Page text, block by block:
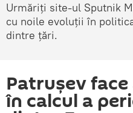
Urmăriți site-ul Sputnik
cu noile evoluții în
dintre țări.
Patrușev
în calcul a